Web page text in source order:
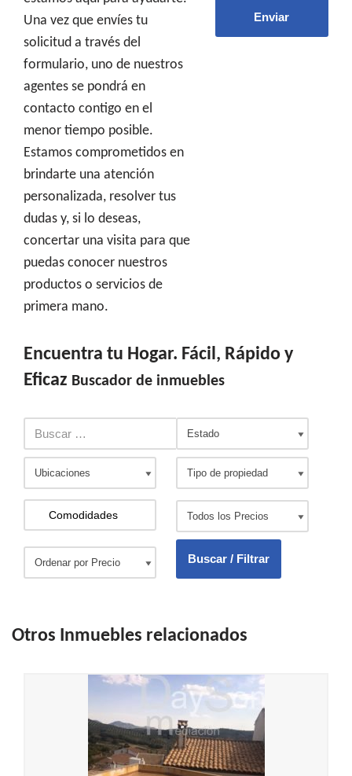
Una vez que envíes tu
solicitud a través del
formulario, uno de nuestros
agentes se pondrá en
contacto contigo en el
menor tiempo posible.
Estamos comprometidos en
brindarte una atención
personalizada, resolver tus
dudas y, si lo deseas,
concertar una visita para que
puedas conocer nuestros
productos o servicios de
primera mano.
Encuentra tu Hogar. Fácil, Rápido y
Eficaz Buscador de inmuebles
Otros Inmuebles relacionados